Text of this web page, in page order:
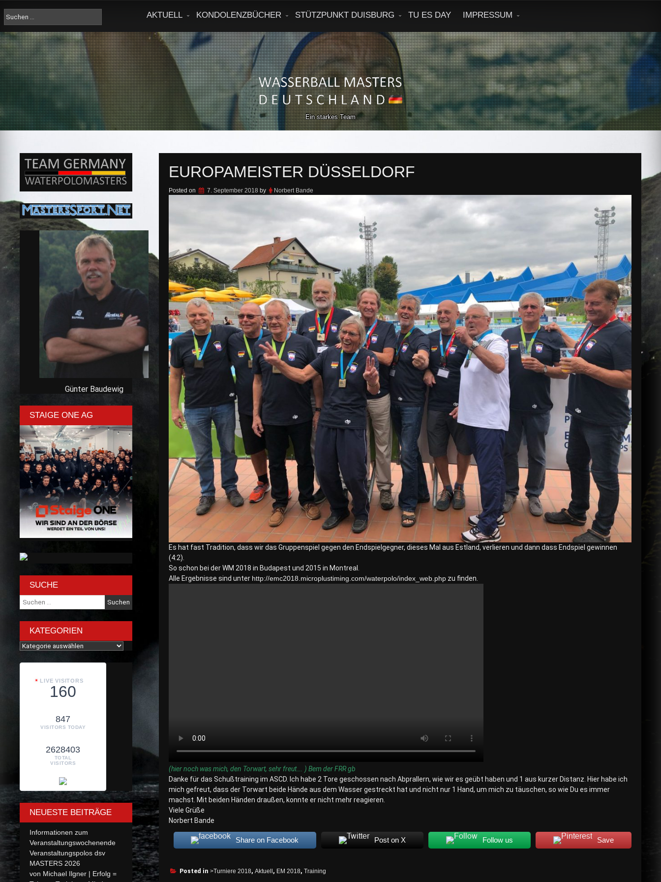
content
Suche
nach:
AKTUELL KONDOLENZBÜCHER STÜTZPUNKT DUISBURG TU ES DAY IMPRESSUM
Ein starkes Team
EUROPAMEISTER DÜSSELDORF
Posted on 7. September 2018 by Norbert Bande
Es hat fast Tradition, dass wir das Gruppenspiel gegen den Endspielgegner, dieses Mal aus Estland, verlieren und dann dass Endspiel gewinnen
(4:2).
So schon bei der WM 2018 in Budapest und 2015 in Montreal.
Alle Ergebnisse sind unter http://emc2018.microplustiming.com/waterpolo/index_web.phpzu finden.
(hier noch was mich, den Torwart, sehr freut…. ) Bem der FRR gb
Danke für das Schußtraining im ASCD. Ich habe 2 Tore geschossen nach Abprallern, wie wir es geübt haben und 1 aus kurzer Distanz. Hier habe ich
mich gefreut, dass der Torwart beide Hände aus dem Wasser gestreckt hat und nicht nur 1 Hand, um mich zu täuschen, so wie Du es immer
machst. Mit beiden Händen draußen, konnte er nicht mehr reagieren.
Viele Grüße
Norbert Bande
Share on Facebook Post on X Follow us Save
Posted in >Turniere 2018, Aktuell , EM 2018, Training
Günter Baudewig
STAIGE ONE AG
SUCHE
Suche
nach:
KATEGORIEN
Kategorien
LIVE VISITORS
160
847
VISITORS TODAY
2628403
TOTAL
VISITORS
NEUESTE BEITRÄGE
Informationen zum
Veranstaltungswochenende
Veranstaltungspolos dsv
MASTERS 2026
von Michael Ilgner | Erfolg =